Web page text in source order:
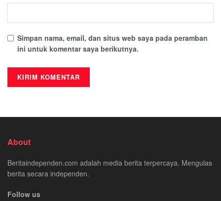
Simpan nama, email, dan situs web saya pada peramban
ini untuk komentar saya berikutnya.
About
Beritaindependen.com adalah media berita terpercaya. Mengulas
berita secara independen.
Follow us